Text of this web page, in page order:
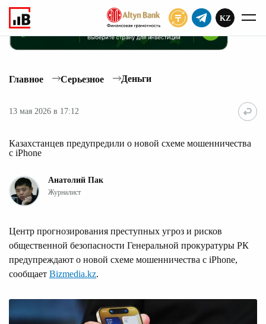
KZ
Главное Серьезное Деньги
13 мая 2026 в 17:12
Казахстанцев предупредили о новой схеме мошенничества
с iPhone
Анатолий Пак
Журналист
Центр прогнозирования преступных угроз и рисков
общественной безопасности Генеральной прокуратуры РК
предупреждают о новой схеме мошенничества с iPhone,
сообщает Bizmedia.kz.